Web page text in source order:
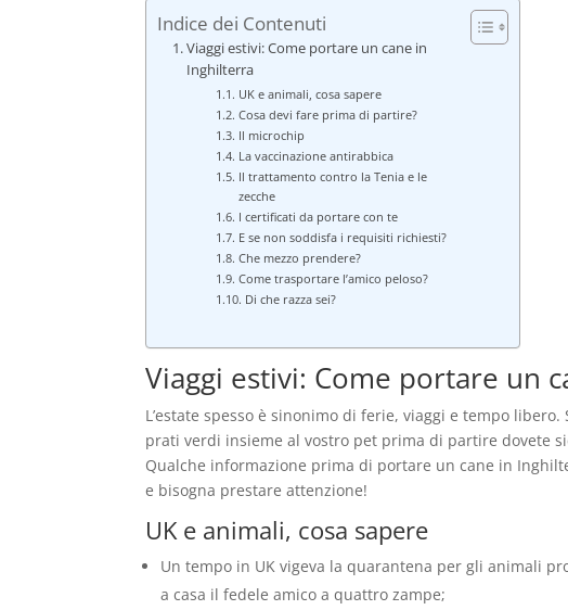
Indice dei Contenuti
Viaggi estivi: Come portare un cane in
Inghilterra
UK e animali, cosa sapere
Cosa devi fare prima di partire?
Il microchip
La vaccinazione antirabbica
Il trattamento contro la Tenia e le
zecche
I certificati da portare con te
E se non soddisfa i requisiti richiesti?
Che mezzo prendere?
Come trasportare l’amico peloso?
Di che razza sei?
Viaggi estivi: Come portare un
L’estate spesso è sinonimo di ferie, viaggi e tempo
prati verdi insieme al vostro pet prima di partire dovete
Qualche informazione prima di portare un cane in
e bisogna prestare attenzione!
UK e animali, cosa sapere
Un tempo in UK vigeva la quarantena per gli animali
a casa il fedele amico a quattro zampe;